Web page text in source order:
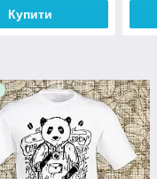
Купити